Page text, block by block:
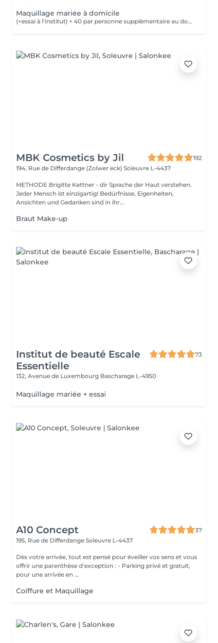
Maquillage mariée à domicile
(+essai à l'institut) + 40 par personne supplémentaire au domicile de la mariée pour un maquillage le jour de la cérémonie Nous vous prions de bien vouloir respecter votre rendez-vous. En prenant rendez-vous, vous occupez une place, dont une autre personne aurait éventuellement besoin. Tout rendez-vous non annulé 24h en avance, est susceptible d'être facturé. (Si vous ne pouvez pas vous présenter à votre RDV, proposez-le éventuellement à un proche ou à un ami) Toute l'équipe de Aromas Institut vous remercie pour votre respect et votre compréhension.
MBK Cosmetics by Jil
192
194, Rue de Differdange (Zolwer eck) Soleuvre L-4437
METHODE Brigitte Kettner - dir Sprache der Haut verstehen.
Jeder Mensch ist einzigartig! Bedürfnisse, Eigenheiten,
Ansichten und Gedanken sind in ihr...
Braut Make-up
Institut de beauté Escale
Essentielle
73
132, Avenue de Luxembourg Bascharage L-4950
Maquillage mariée + essai
A10 Concept
37
195, Rue de Differdange Soleuvre L-4437
Dès votre arrivée, tout est pensé pour éveiller vos sens et vous
offrir une parenthèse d'exception : - Parking privé et gratuit,
pour une arrivée en ...
Coiffure et Maquillage